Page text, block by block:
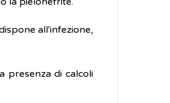
all'infezione,
presenza di calcoli